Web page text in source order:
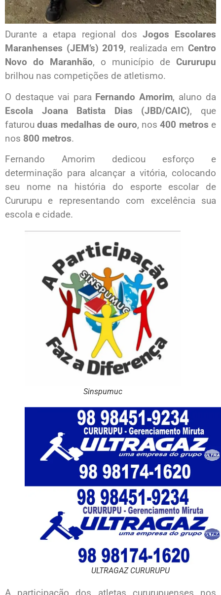
Durante a etapa regional dos Jogos Escolares
Maranhenses (JEM’s) 2019, realizada emCentro
Novo do Maranhão, o município de Cururupu
brilhou nas competições de atletismo.
O destaque vai para Fernando Amorim, aluno da
Escola Joana Batista Dias (JBD/CAIC), que
faturouduas medalhas de ouro, nos400 metros e
nos 800 metros.
Fernando Amorim dedicou esforço e
determinação para alcançar a vitória, colocando
seu nome na história do esporte escolar de
Cururupu e representando com excelência sua
escola e cidade.
Sinspumuc
ULTRAGAZ CURURUPU